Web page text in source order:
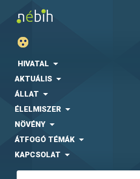
HIVATAL
AKTUÁLIS
ÁLLAT
ÉLELMISZER
NÖVÉNY
ÁTFOGÓ TÉMÁK
KAPCSOLAT